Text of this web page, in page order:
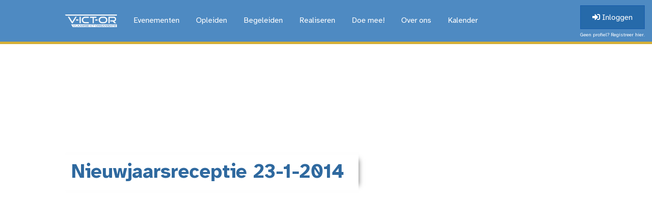
Evenementen Opleiden Begeleiden Realiseren Doe mee! Over ons Kalender Inloggen
Geen profiel? Registreer hier.
Nieuwjaarsreceptie 23-1-2014